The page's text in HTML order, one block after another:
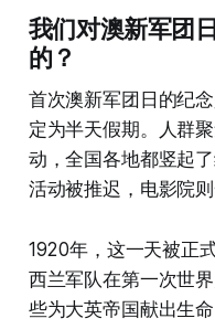
我们对澳新军团
的？
首次澳新军团日的纪
定为半天假期。人群
动，全国各地都竖起
活动被推迟，电影院则
1920年，这一天被正
西兰军队在第一次世
些为大英帝国献出生命